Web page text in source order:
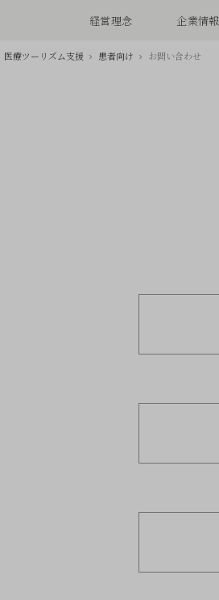
経営理念 企業情報
医療ツーリズム支援 患者向け お問い合わせ